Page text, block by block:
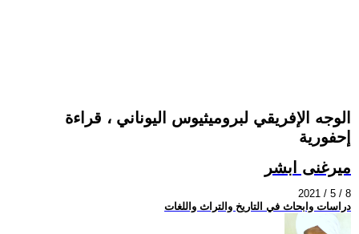
الوجه الإفريقي لبروميثيوس اليوناني ، قراءة
إحفورية
ميرغنى ابشر
2021 / 5 / 8
دراسات وابحاث في التاريخ والتراث واللغات